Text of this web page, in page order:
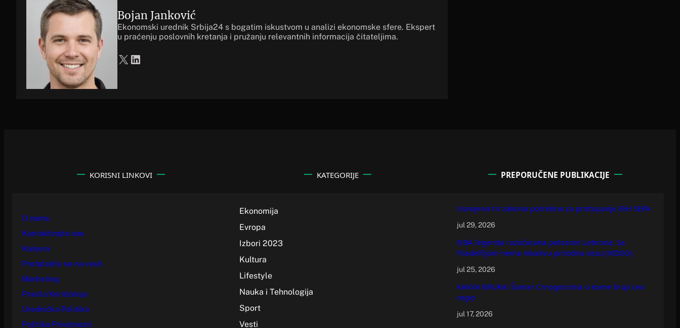
Bojan Janković
Ekonomski urednik Srbija24 s bogatim iskustvom u analizi ekonomske sfere. Ekspert
u praćenju poslovnih kretanja i pružanju relevantnih informacija čitateljima.
X LinkedIn
KORISNI LINKOVI
O nama
Kontaktirajte nas
Karijera
Pretplatite se na vesti
Marketing
Pravila Korišćenja
Urednička Politika
Politika Privatnosti
KATEGORIJE
Ekonomija
Evropa
Izbori 2023
Kultura
Lifestyle
Nauka i Tehnologija
Sport
Vesti
PREPORUČENE PUBLIKACIJE
Usvojena tri zakona potrebna za pristupanje BiH SEPA
jul 29, 2026
NBA legenda razočarana potezom Lebrona: Sa
Filadelfijom nema nikakvu prirodnu vezu (VIDEO)
jul 25, 2026
KAKVA BRUKA! Šamar Crnogorcima o kome bruji ceo
regio
jul 17, 2026